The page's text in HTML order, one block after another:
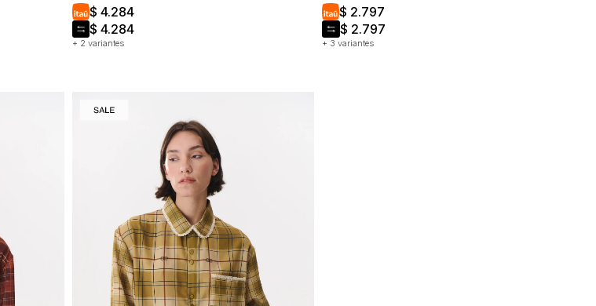
+ 2 variantes
$ 4.284
$ 4.284
+ 3 variantes
$ 2.797
$ 2.797